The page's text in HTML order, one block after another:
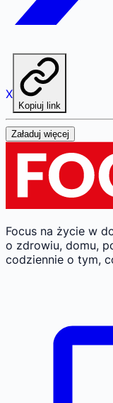
X
Kopiuj link
Załaduj więcej
Focus na życie w
o zdrowiu, domu,
codziennie o tym,